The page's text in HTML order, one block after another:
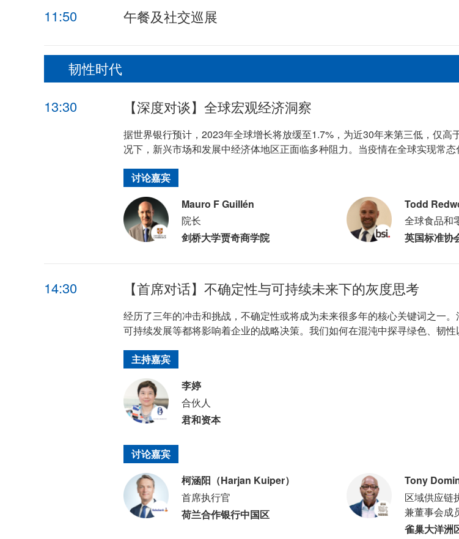
11:50 午餐及社交巡展
韧性时代
13:30
【深度对谈】全球宏观经济洞察
据世界银行预计，2023年全球增长将放缓至1.7%，为近30年来第三低，仅
况下，新兴市场和发展中经济体地区正面临多种阻力。当疫情在全球实现常
讨论嘉宾
Mauro F Guillén
院长
剑桥大学贾奇商学院
Todd
全球食品和
英国标准协
14:30 【首席对话】不确定性与可持续未来下的灰度思考
经历了三年的冲击和挑战，不确定性或将成为未来很多年的核心关键词之一
可持续发展等都将影响着企业的战略决策。我们如何在混沌中探寻绿色、韧性
主持嘉宾
李婷
合伙人
君和资本
讨论嘉宾
柯涵阳（Harjan Kuiper）
首席执行官
荷兰合作银行中国区
Tony
区域供应链
兼董事会成
雀巢大洋洲